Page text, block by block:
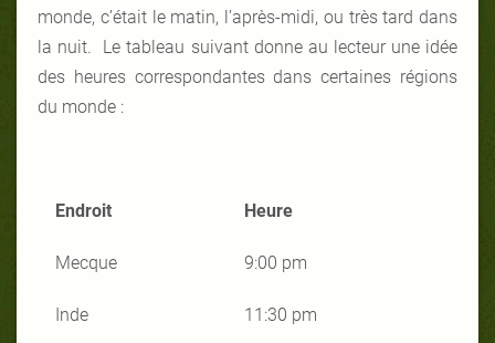
monde, c’était le matin, l’après-midi, ou très tard dans
la nuit. Le tableau suivant donne au lecteur une idée
des heures correspondantes dans certaines régions
du monde :
Endroit Heure
Mecque 9:00 pm
Inde 11:30 pm